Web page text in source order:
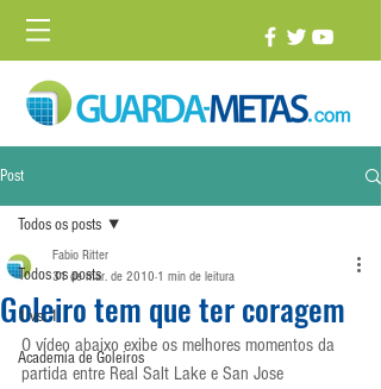
Post
Todos os posts
1 vs. 1
Academia de Goleiros
Todos os posts
Goleiro tem que ter coragem
Fabio Ritter
31 de mar. de 2010 1 min de leitura
O vídeo abaixo exibe os melhores momentos da
partida entre Real Salt Lake e San Jose